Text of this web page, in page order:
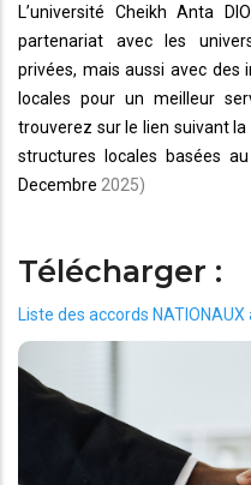
L’université Cheikh Anta
partenariat avec les
privées, mais aussi avec des
locales pour un meilleur
trouverez sur le lien suivant
structures locales basées
Decembre 2025)
Télécharger :
Liste des accords